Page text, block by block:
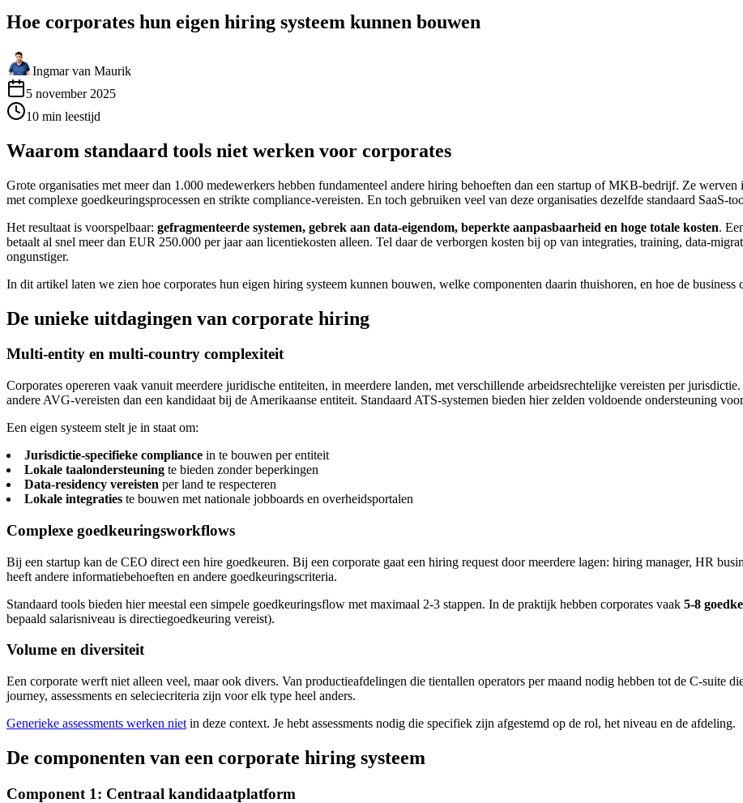
Hoe corporates hun eigen hiring systeem kunnen bouwen
Ingmar van Maurik
5 november 2025
10 min leestijd
Waarom standaard tools niet werken voor corporates
Grote organisaties met meer dan 1.000 medewerkers hebben fundamenteel andere hiring behoeften dan een startup of MKB-bedrijf. Ze
met complexe goedkeuringsprocessen en strikte compliance-vereisten. En toch gebruiken veel van deze organisaties dezelfde standaard SaaS-
Het resultaat is voorspelbaar: gefragmenteerde systemen, gebrek aan data-eigendom, beperkte aanpasbaarheid en hoge totale kosten.
betaalt al snel meer dan EUR 250.000 per jaar aan licentiekosten alleen. Tel daar de verborgen kosten bij op van integraties, training, data-
ongunstiger.
In dit artikel laten we zien hoe corporates hun eigen hiring systeem kunnen bouwen, welke componenten daarin thuishoren, en hoe de business
De unieke uitdagingen van corporate hiring
Multi-entity en multi-country complexiteit
Corporates opereren vaak vanuit meerdere juridische entiteiten, in meerdere landen, met verschillende arbeidsrechtelijke vereisten per
andere AVG-vereisten dan een kandidaat bij de Amerikaanse entiteit. Standaard ATS-systemen bieden hier zelden voldoende ondersteuning
Een eigen systeem stelt je in staat om:
Jurisdictie-specifieke compliance in te bouwen per entiteit
Lokale taalondersteuning te bieden zonder beperkingen
Data-residency vereisten per land te respecteren
Lokale integraties te bouwen met nationale jobboards en overheidsportalen
Complexe goedkeuringsworkflows
Bij een startup kan de CEO direct een hire goedkeuren. Bij een corporate gaat een hiring request door meerdere lagen: hiring manager, HR
heeft andere informatiebehoeften en andere goedkeuringscriteria.
Standaard tools bieden hier meestal een simpele goedkeuringsflow met maximaal 2-3 stappen. In de praktijk hebben corporates vaak 5-8
bepaald salarisniveau is directiegoedkeuring vereist).
Volume en diversiteit
Een corporate werft niet alleen veel, maar ook divers. Van productieafdelingen die tientallen operators per maand nodig hebben tot de C-suite
journey, assessments en seleciecriteria zijn voor elk type heel anders.
Generieke assessments werken niet in deze context. Je hebt assessments nodig die specifiek zijn afgestemd op de rol, het niveau en de afdeling.
De componenten van een corporate hiring systeem
Component 1: Centraal kandidaatplatform